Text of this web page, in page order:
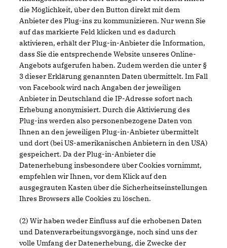
die Möglichkeit, über den Button direkt mit dem
Anbieter des Plug-ins zu kommunizieren. Nur wenn Sie
auf das markierte Feld klicken und es dadurch
aktivieren, erhält der Plug-in-Anbieter die Information,
dass Sie die entsprechende Website unseres Online-
Angebots aufgerufen haben. Zudem werden die unter §
3 dieser Erklärung genannten Daten übermittelt. Im Fall
von Facebook wird nach Angaben der jeweiligen
Anbieter in Deutschland die IP-Adresse sofort nach
Erhebung anonymisiert. Durch die Aktivierung des
Plug-ins werden also personenbezogene Daten von
Ihnen an den jeweiligen Plug-in-Anbieter übermittelt
und dort (bei US-amerikanischen Anbietern in den USA)
gespeichert. Da der Plug-in-Anbieter die
Datenerhebung insbesondere über Cookies vornimmt,
empfehlen wir Ihnen, vor dem Klick auf den
ausgegrauten Kasten über die Sicherheitseinstellungen
Ihres Browsers alle Cookies zu löschen.
(2) Wir haben weder Einfluss auf die erhobenen Daten
und Datenverarbeitungsvorgänge, noch sind uns der
volle Umfang der Datenerhebung, die Zwecke der